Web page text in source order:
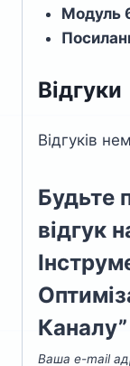
Модуль
Відгуки
Відгуків
Будьте
відгук
Каналу”
Ваша e-mail